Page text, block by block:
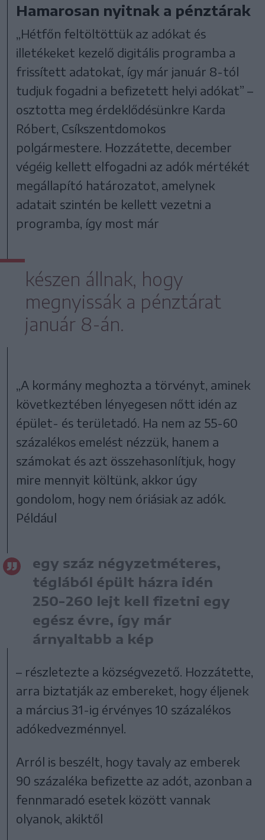
Hamarosan nyitnak a pénztárak
„Hétfőn feltöltöttük az adókat és
illetékeket kezelő digitális programba a
frissített adatokat, így már január 8-tól
tudjuk fogadni a befizetett helyi adókat” –
osztotta meg érdeklődésünkre Karda
Róbert, Csíkszentdomokos
polgármestere. Hozzátette, december
végéig kellett elfogadni az adók mértékét
megállapító határozatot, amelynek
adatait szintén be kellett vezetni a
programba, így most már
készen állnak, hogy
megnyissák a pénztárat
január 8-án.
„A kormány meghozta a törvényt, aminek
következtében lényegesen nőtt idén az
épület- és területadó. Ha nem az 55-60
százalékos emelést nézzük, hanem a
számokat és azt összehasonlítjuk, hogy
mire mennyit költünk, akkor úgy
gondolom, hogy nem óriásiak az adók.
Például
egy száz négyzetméteres,
téglából épült házra idén
250-260 lejt kell fizetni egy
egész évre, így már
árnyaltabb a kép
– részletezte a községvezető. Hozzátette,
arra biztatják az embereket, hogy éljenek
a március 31-ig érvényes 10 százalékos
adókedvezménnyel.
Arról is beszélt, hogy tavaly az emberek
90 százaléka befizette az adót, azonban a
fennmaradó esetek között vannak
olyanok, akiktől